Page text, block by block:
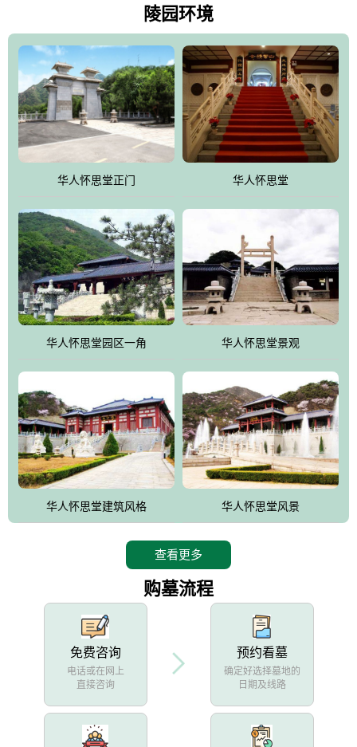
筑有：怀思堂豪华墓室、礼祭大厅、随缘阁、百家姓觅宗长廊等。
仲、无字碑、香灯等。典型的仿秦、汉建筑风格。蓝色的琉璃瓦屋
顶，朱砂红的门、窗、柱、墙，汉白玉雕刻的雄狮、华表，花岗岩
铺成的路面和台阶，洒落其间的花卉、松柏与万里长城浑然一体、
气势宏伟、古朴端庄、别具一格。怀思堂大殿入口两侧是用蜡染技
术描绘的抽象派创意绘画，大环境中的长城文化与炎黄始祖，小环
境的绘画中的河流、山川、彩云、明月，意喻着往生者与长城同
伴，与祖宗同眠，他（她）们的思想与品德与山河同在，与日月同
辉。
怀思堂作为豪华室内骨灰存放处，将干支纪年、五行相生相克、天
人合一、太极八卦、生辰八字及生肖等有机结合到历史文化中。一
厅七千个福位分十二小区，按十二地支命名。客户选位，可依据生
肖、八字、时辰亦可参考地理方位、职业、兴趣爱好等等。堂中是
地宫陵寝式的，入口楹联选材于著名田园诗人陶渊明"亲戚或余悲，
他人亦已歌，死后何所道，托体同山阿"中的后两句。反应了回归大
雀，后玄武"的四大吉祥物铜雕挂件。
陵园环境
华人怀思堂正门 华人怀思堂
华人怀思堂园区一角 华人怀思堂景观
华人怀思堂建筑风格 华人怀思堂风景
查看更多
购墓流程
免费咨询
电话或在网上
直接咨询
预约看墓
确定好选择墓地的
日期及线路